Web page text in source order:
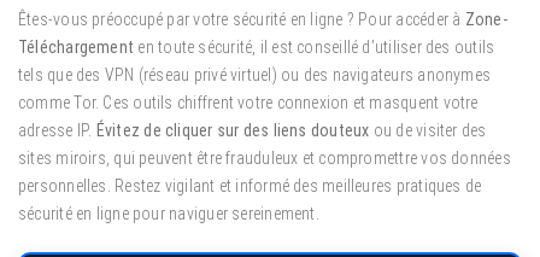
Êtes-vous préoccupé par votre sécurité en ligne ? Pour accéder à Zone-
Téléchargement en toute sécurité, il est conseillé d’utiliser des outils
tels que des VPN (réseau privé virtuel) ou des navigateurs anonymes
comme Tor. Ces outils chiffrent votre connexion et masquent votre
adresse IP. Évitez de cliquer sur des liens douteux ou de visiter des
sites miroirs, qui peuvent être frauduleux et compromettre vos données
personnelles. Restez vigilant et informé des meilleures pratiques de
sécurité en ligne pour naviguer sereinement.